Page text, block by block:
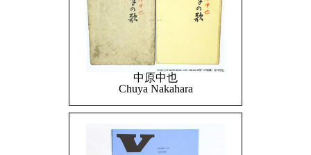
中原中也
Chuya Nakahara